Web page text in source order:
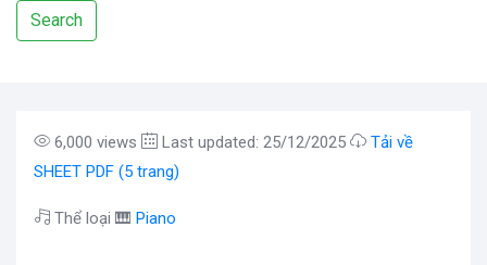
Search
6,000 views Last updated: 25/12/2025
Tải về
SHEET PDF (5 trang)
Thể loại 🎹 Piano